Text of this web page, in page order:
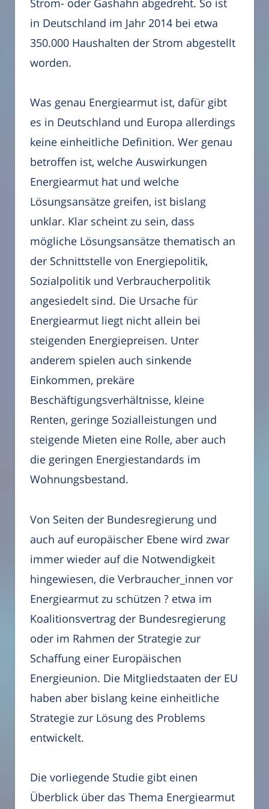
Strom- oder Gashahn abgedreht. So ist
in Deutschland im Jahr 2014 bei etwa
350.000 Haushalten der Strom abgestellt
worden.
Was genau Energiearmut ist, dafür gibt
es in Deutschland und Europa allerdings
keine einheitliche Definition. Wer genau
betroffen ist, welche Auswirkungen
Energiearmut hat und welche
Lösungsansätze greifen, ist bislang
unklar. Klar scheint zu sein, dass
mögliche Lösungsansätze thematisch an
der Schnittstelle von Energiepolitik,
Sozialpolitik und Verbraucherpolitik
angesiedelt sind. Die Ursache für
Energiearmut liegt nicht allein bei
steigenden Energiepreisen. Unter
anderem spielen auch sinkende
Einkommen, prekäre
Beschäftigungsverhältnisse, kleine
Renten, geringe Sozialleistungen und
steigende Mieten eine Rolle, aber auch
die geringen Energiestandards im
Wohnungsbestand.
Von Seiten der Bundesregierung und
auch auf europäischer Ebene wird zwar
immer wieder auf die Notwendigkeit
hingewiesen, die Verbraucher_innen vor
Energiearmut zu schützen ? etwa im
Koalitionsvertrag der Bundesregierung
oder im Rahmen der Strategie zur
Schaffung einer Europäischen
Energieunion. Die Mitgliedstaaten der EU
haben aber bislang keine einheitliche
Strategie zur Lösung des Problems
entwickelt.
Die vorliegende Studie gibt einen
Überblick über das Thema Energiearmut